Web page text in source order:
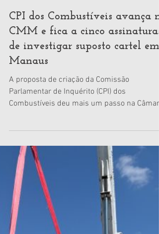
há 9 horas
CPI dos Combustíveis avança
CMM e fica a cinco assinaturas
de investigar suposto cartel em
Manaus
A proposta de criação da Comissão
Parlamentar de Inquérito (CPI) dos
Municipal de Manaus (CMM). De autoria do
vereador Rodrigo Guedes (Republicanos), o
requerimento recebeu uma nova adesão e já
soma nove assinaturas, restando apenas
cinco apoios para alcançar o número mínimo
de 14 parlamentares exigido para a
da comissão. A CPI pretende aprofundar as
investigações sobre o mercado de
combustíveis na capital amazonense, onde c